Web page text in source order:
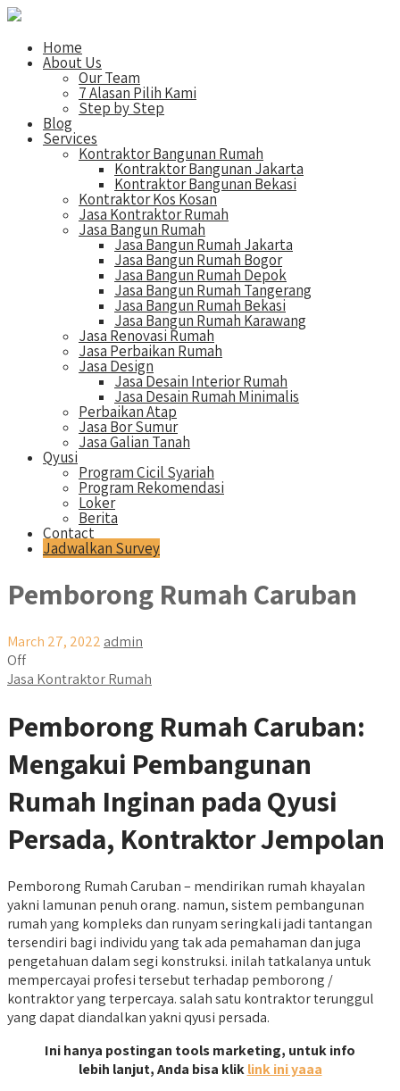
Home
About Us
Our Team
7 Alasan Pilih Kami
Step by Step
Blog
Services
Kontraktor Bangunan Rumah
Kontraktor Bangunan Jakarta
Kontraktor Bangunan Bekasi
Kontraktor Kos Kosan
Jasa Kontraktor Rumah
Jasa Bangun Rumah
Jasa Bangun Rumah Jakarta
Jasa Bangun Rumah Bogor
Jasa Bangun Rumah Depok
Jasa Bangun Rumah Tangerang
Jasa Bangun Rumah Bekasi
Jasa Bangun Rumah Karawang
Jasa Renovasi Rumah
Jasa Perbaikan Rumah
Jasa Design
Jasa Desain Interior Rumah
Jasa Desain Rumah Minimalis
Perbaikan Atap
Jasa Bor Sumur
Jasa Galian Tanah
Qyusi
Program Cicil Syariah
Program Rekomendasi
Loker
Berita
Contact
Jadwalkan Survey
Pemborong Rumah Caruban
March 27, 2022 admin
Off
Jasa Kontraktor Rumah
Pemborong Rumah Caruban:
Mengakui Pembangunan
Rumah Inginan pada Qyusi
Persada, Kontraktor Jempolan
Pemborong Rumah Caruban – mendirikan rumah khayalan
yakni lamunan penuh orang. namun, sistem pembangunan
rumah yang kompleks dan runyam seringkali jadi tantangan
tersendiri bagi individu yang tak ada pemahaman dan juga
pengetahuan dalam segi konstruksi. inilah tatkalanya untuk
mempercayai profesi tersebut terhadap pemborong /
kontraktor yang terpercaya. salah satu kontraktor terunggul
yang dapat diandalkan yakni qyusi persada.
Ini hanya postingan tools marketing, untuk info
lebih lanjut, Anda bisa kliklink ini yaaa